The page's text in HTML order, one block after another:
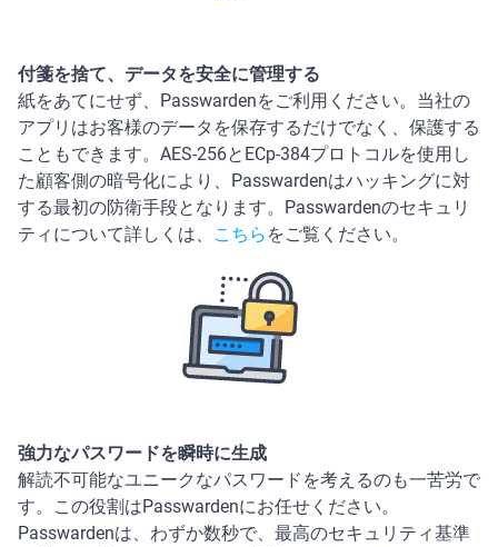
付箋を捨て、データを安全に管理する
紙をあてにせず、Passwardenをご利用ください。当社の
アプリはお客様のデータを保存するだけでなく、保護する
こともできます。AES-256とЕСр-384プロトコルを使用し
た顧客側の暗号化により、Passwardenはハッキングに対
する最初の防衛手段となります。Passwardenのセキュリ
ティについて詳しくは、
こちら をご覧ください。
強力なパスワードを瞬時に生成
解読不可能なユニークなパスワードを考えるのも一苦労で
す。この役割はPasswardenにお任せください。
Passwardenは、わずか数秒で、最高のセキュリティ基準